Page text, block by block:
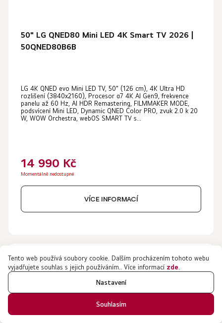
Tento web používá soubory cookie. Dalším procházením tohoto webu
vyjadřujete souhlas s jejich používáním.. Více informací zde
Nastavení
Souhlasím
50" LG QNED80 Mini LED 4K Smart TV 2026 |
50QNED80B6B
LG 4K QNED evo Mini LED TV, 50" (126 cm), 4K Ultra HD
rozlišení (3840x2160), Procesor α7 4K AI Gen9, frekvence
panelu až 60 Hz, AI HDR Remastering, FILMMAKER MODE,
podsvícení Mini LED, Dynamic QNED Color PRO, zvuk 2.0 k 20
W, WOW Orchestra, webOS SMART TV s...
14 990 Kč
Momentálně nedostupné
VÍCE INFORMACÍ